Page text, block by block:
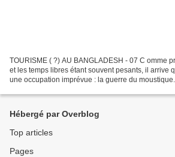
TOURISME ( ?) AU BANGLADESH - 07 C omme
et les temps libres étant souvent pesants, il arrive
une occupation imprévue : la guerre du moustique.
Hébergé par Overblog
Top articles
Pages